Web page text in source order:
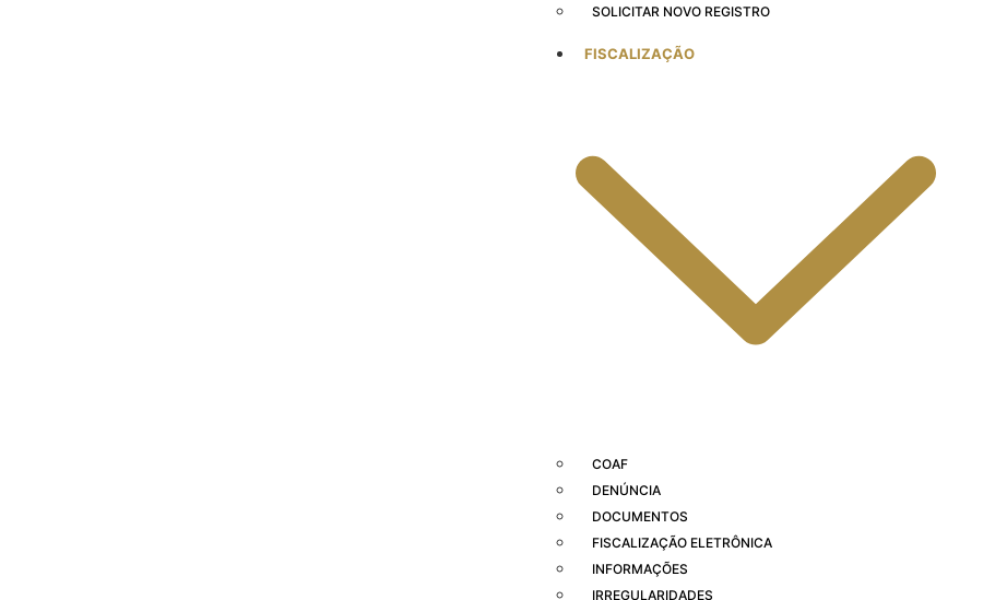
SOLICITAR NOVO REGISTRO
FISCALIZAÇÃO
COAF
DENÚNCIA
DOCUMENTOS
FISCALIZAÇÃO ELETRÔNICA
INFORMAÇÕES
IRREGULARIDADES